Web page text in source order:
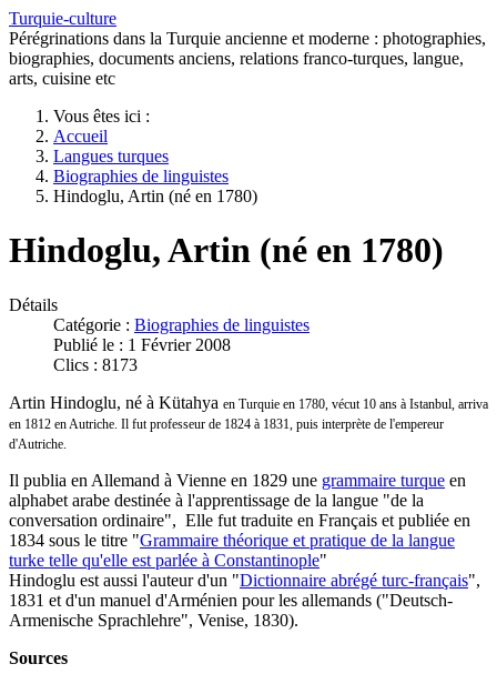
Turquie-culture
Pérégrinations dans la Turquie ancienne et moderne : photographies,
biographies, documents anciens, relations franco-turques, langue,
arts, cuisine etc
Vous êtes ici :
Accueil
Langues turques
Biographies de linguistes
Hindoglu, Artin (né en 1780)
Hindoglu, Artin (né en 1780)
Détails
Catégorie : Biographies de linguistes
Publié le : 1 Février 2008
Clics : 8173
Artin Hindoglu, né à Kütahya en Turquie en 1780, vécut 10 ans à Istanbul, arriva
en 1812 en Autriche. Il fut professeur de 1824 à 1831, puis interprète de l'empereur
d'Autriche.
Il publia en Allemand à Vienne en 1829 une grammaire turque en
alphabet arabe destinée à l'apprentissage de la langue "de la
conversation ordinaire", Elle fut traduite en Français et publiée en
1834 sous le titre "Grammaire théorique et pratique de la langue
turke telle qu'elle est parlée à Constantinople"
Hindoglu est aussi l'auteur d'un "Dictionnaire abrégé turc-français",
1831 et d'un manuel d'Arménien pour les allemands ("Deutsch-
Armenische Sprachlehre", Venise, 1830).
Sources